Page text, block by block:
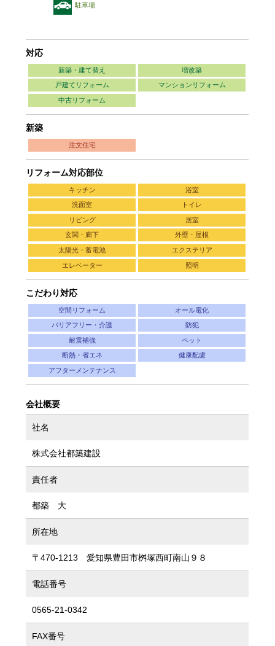
駐車場
対応
新築・建て替え 増改築
戸建てリフォーム マンションリフォーム
中古リフォーム
新築
注文住宅
リフォーム対応部位
キッチン 浴室
洗面室 トイレ
リビング 居室
玄関・廊下 外壁・屋根
太陽光・蓄電池 エクステリア
エレベーター 照明
こだわり対応
空間リフォーム オール電化
バリアフリー・介護 防犯
耐震補強 ペット
断熱・省エネ 健康配慮
アフターメンテナンス
会社概要
社名
株式会社都築建設
責任者
都築 大
所在地
〒470-1213 愛知県豊田市桝塚西町南山９８
電話番号
0565-21-0342
FAX番号